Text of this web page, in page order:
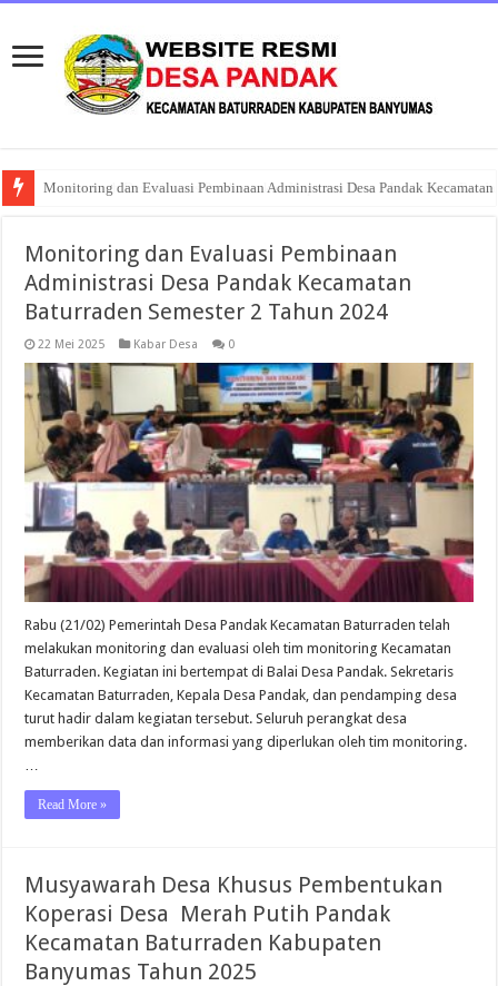
Musyawarah Desa Khusus Pembentukan Koperasi Desa Merah Putih
Monitoring dan Evaluasi Pembinaan
Administrasi Desa Pandak Kecamatan
Baturraden Semester 2 Tahun 2024
22 Mei 2025 Kabar Desa 0
Rabu (21/02) Pemerintah Desa Pandak Kecamatan Baturraden telah
melakukan monitoring dan evaluasi oleh tim monitoring Kecamatan
Baturraden. Kegiatan ini bertempat di Balai Desa Pandak. Sekretaris
Kecamatan Baturraden, Kepala Desa Pandak, dan pendamping desa
turut hadir dalam kegiatan tersebut. Seluruh perangkat desa
memberikan data dan informasi yang diperlukan oleh tim monitoring.
Read More »
Musyawarah Desa Khusus Pembentukan
Koperasi Desa Merah Putih Pandak
Kecamatan Baturraden Kabupaten
Banyumas Tahun 2025